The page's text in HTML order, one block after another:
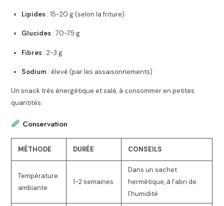
Lipides : 15-20 g (selon la friture)
Glucides : 70-75 g
Fibres : 2-3 g
Sodium : élevé (par les assaisonnements)
Un snack très énergétique et salé, à consommer en petites
quantités.
Conservation
MÉTHODE DURÉE CONSEILS
Température
ambiante
1-2 semaines
Dans un sachet
hermétique, à l’abri de
l’humidité